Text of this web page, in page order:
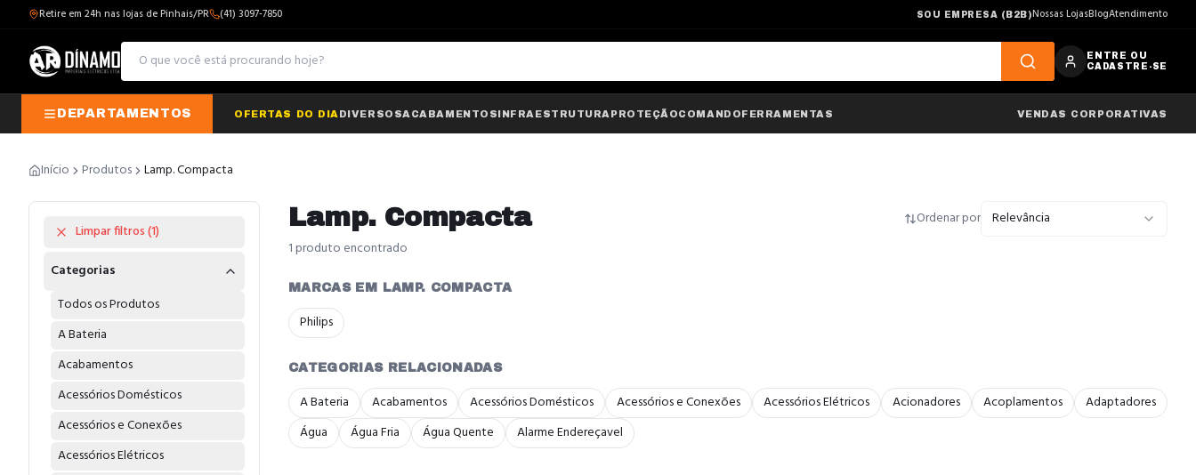
Retire em 24h nas lojas de Pinhais/PR (41) 3097-7850 SOU EMPRESA (B2B)Nossas LojasBlogAtendimento
ENTRE OU
CADASTRE-SE
DEPARTAMENTOS OFERTAS DO DIA DIVERSOSACABAMENTOSINFRAESTRUTURA PROTEÇÃOCOMANDOFERRAMENTAS VENDAS CORPORATIVAS
Início Produtos Lamp. Compacta
Limpar filtros (1)
Categorias
Todos os Produtos
A Bateria
Acabamentos
Acessórios Domésticos
Acessórios e Conexões
Acessórios Elétricos
Lamp. Compacta
1produto encontrado
Ordenar por Relevância
MARCAS EM LAMP. COMPACTA
Philips
CATEGORIAS RELACIONADAS
A Bateria Acabamentos Acessórios Domésticos Acessórios e Conexões Acessórios Elétricos Acionadores Acoplamentos
Adaptadores
Água
Água Fria Água Quente Alarme Endereçavel